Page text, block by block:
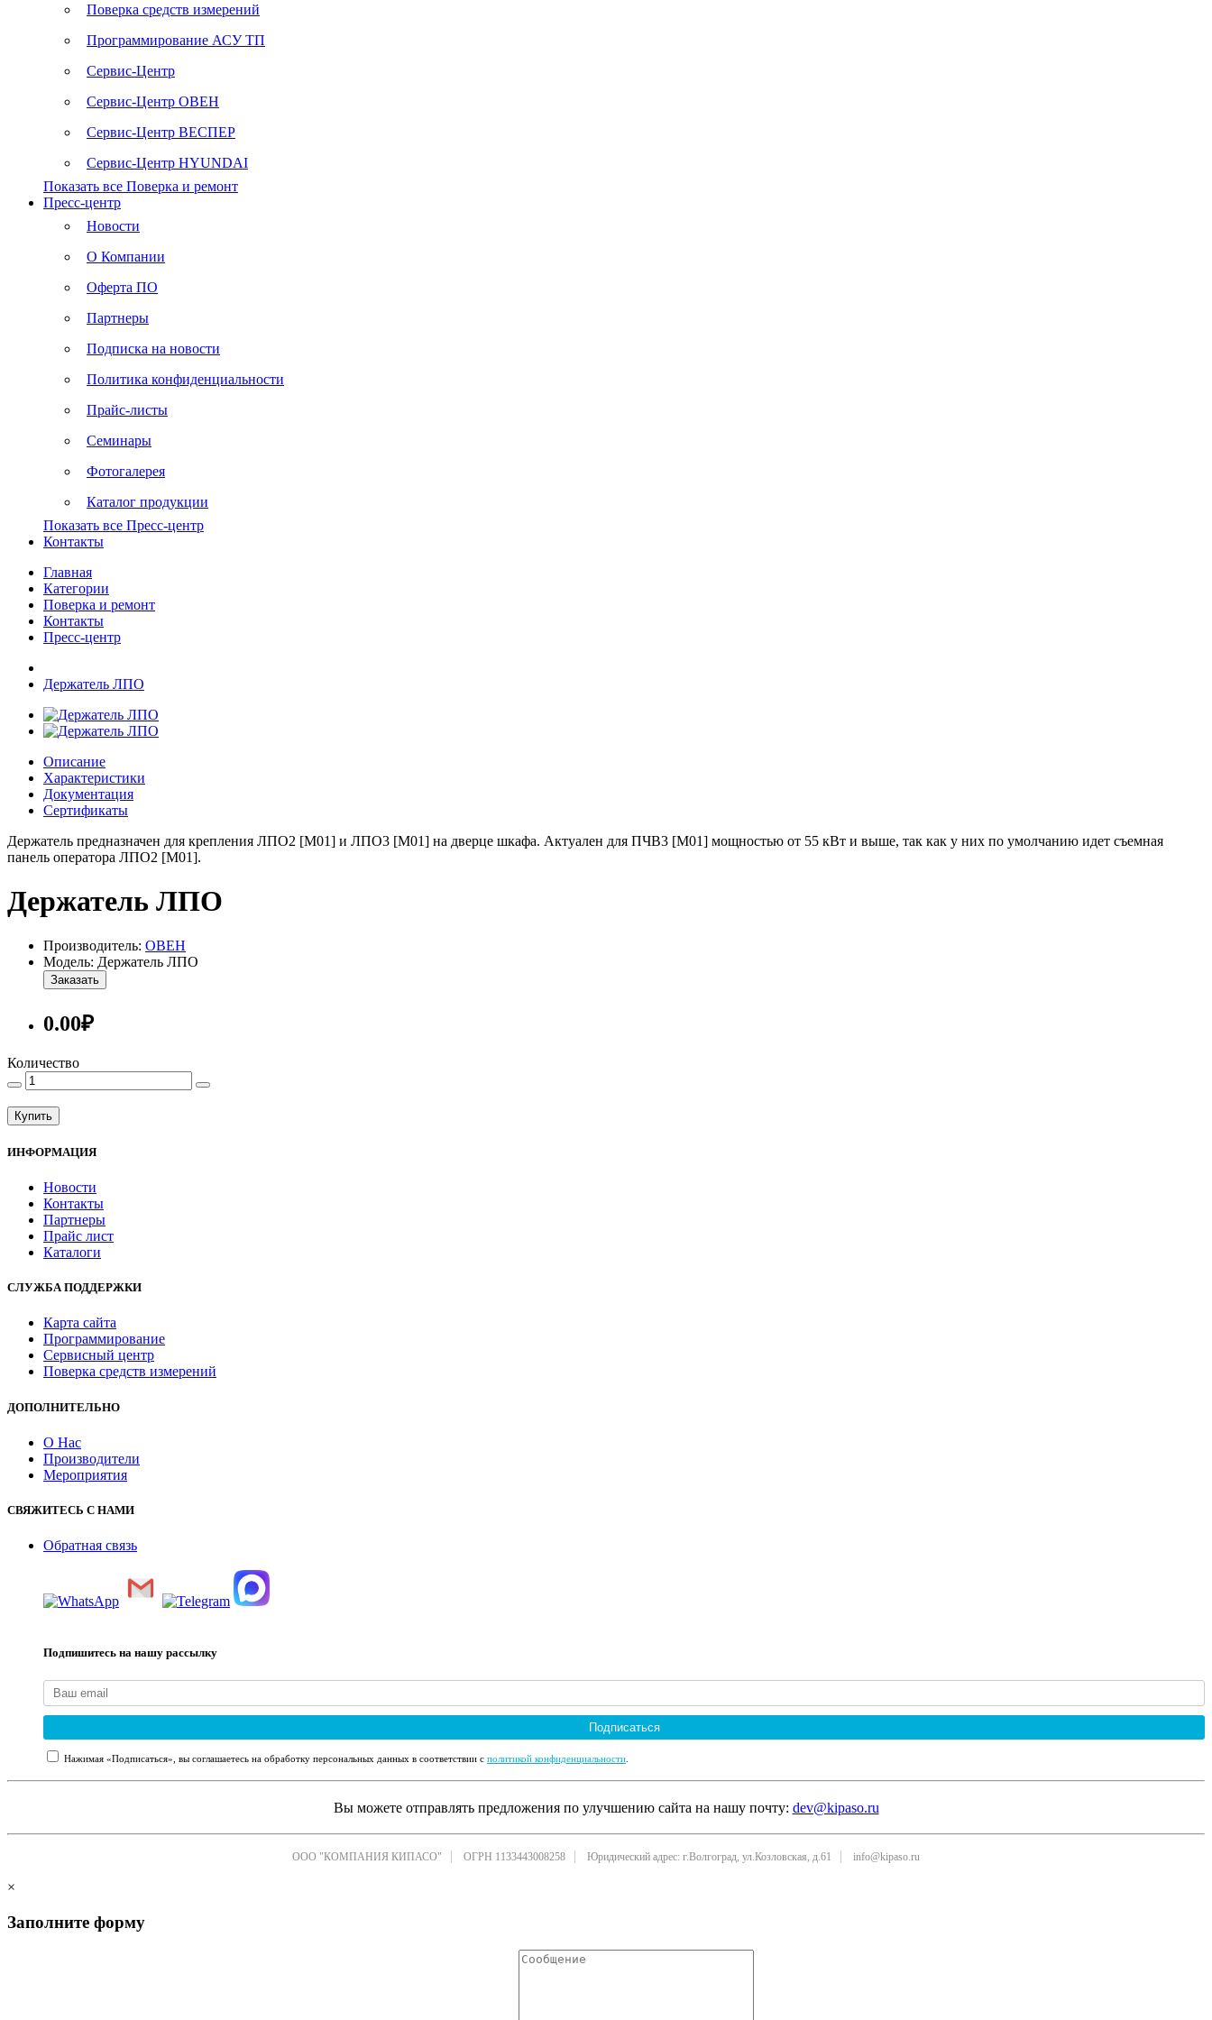
Поверка средств измерений
Программирование АСУ ТП
Сервис-Центр
Сервис-Центр ОВЕН
Сервис-Центр ВЕСПЕР
Сервис-Центр HYUNDAI
Показать все Поверка и ремонт
Пресс-центр
Новости
О Компании
Оферта ПО
Партнеры
Подписка на новости
Политика конфиденциальности
Прайс-листы
Семинары
Фотогалерея
Каталог продукции
Показать все Пресс-центр
Контакты
Главная
Категории
Поверка и ремонт
Контакты
Пресс-центр
Держатель ЛПО
Описание
Характеристики
Документация
Сертификаты
Держатель предназначен для крепления ЛПО2 [M01] и ЛПО3 [M01] на дверце шкафа. Актуален для ПЧВ3 [M01] мощностью от 55 кВт и выше, так как у них по умолчанию идет съемная
панель оператора ЛПО2 [M01].
Держатель ЛПО
Производитель: ОВЕН
Модель: Держатель ЛПО
Заказать
0.00₽
Количество
Купить
ИНФОРМАЦИЯ
Новости
Контакты
Партнеры
Прайс лист
Каталоги
СЛУЖБА ПОДДЕРЖКИ
Карта сайта
Программирование
Сервисный центр
Поверка средств измерений
ДОПОЛНИТЕЛЬНО
О Нас
Производители
Мероприятия
СВЯЖИТЕСЬ С НАМИ
Обратная связь
Подпишитесь на нашу рассылку
Подписаться
Нажимая «Подписаться», вы соглашаетесь на обработку персональных данных в соответствии с политикой конфиденциальности.
Вы можете отправлять предложения по улучшению сайта на нашу почту: dev@kipaso.ru
ООО "КОМПАНИЯ КИПАСО" ОГРН 1133443008258 Юридический адрес: г.Волгоград, ул.Козловская, д.61 info@kipaso.ru
×
Заполните форму